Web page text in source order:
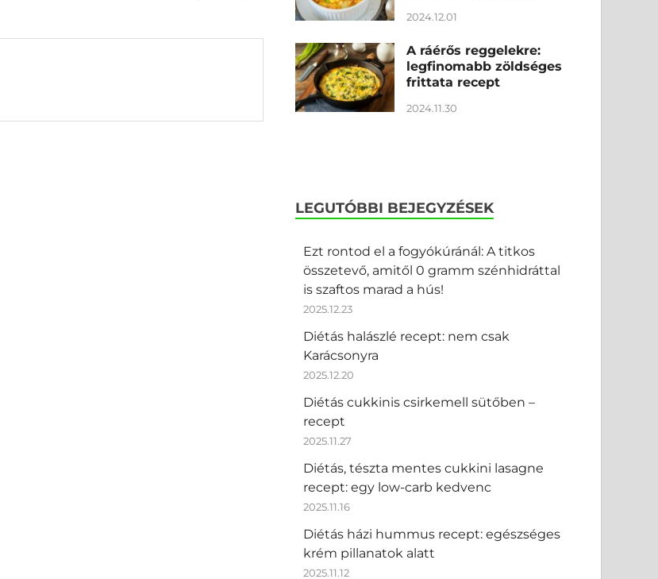
2024.12.01
A ráérős reggelekre:
legfinomabb zöldséges
frittata recept
2024.11.30
LEGUTÓBBI BEJEGYZÉSEK
Ezt rontod el a fogyókúránál: A titkos
összetevő, amitől 0 gramm szénhidráttal
is szaftos marad a hús!
2025.12.23
Diétás halászlé recept: nem csak
Karácsonyra
2025.12.20
Diétás cukkinis csirkemell sütőben –
recept
2025.11.27
Diétás, tészta mentes cukkini lasagne
recept: egy low-carb kedvenc
2025.11.16
Diétás házi hummus recept: egészséges
krém pillanatok alatt
2025.11.12